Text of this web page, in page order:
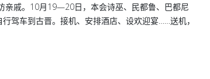
亲戚。10月19—20日，本会诗巫、民都鲁、巴都尼
驾车到古晋。接机、安排酒店、设欢迎宴……送机，